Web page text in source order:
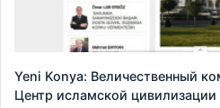
Yeni Konya: Величественный
Центр исламской цивилизации